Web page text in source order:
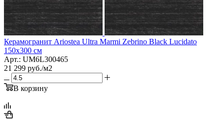
Керамогранит Ariostea Ultra Marmi Zebrino Black Lucidato
150x300 см
Арт.: UM6L300465
21 299 руб./м2
В корзину